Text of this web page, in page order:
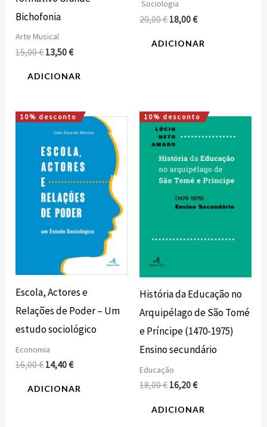
Bichofonia
Arte Musical
15,00€ 13,50€
ADICIONAR
Sociologia
20,00€ 18,00€
ADICIONAR
10% desconto
Escola, Actores e
Relações de Poder – Um
estudo sociológico
Economia
16,00€
O
preço
original
era:
16,00 €.
14,40€
O
preço
atual
é:
14,40 €.
ADICIONAR
10% desconto
História da Educação no
Arquipélago de São Tomé
e Príncipe (1470-1975)
Ensino secundário
Educação
18,00€
O
preço
original
era:
18,00 €.
16,20€
O
é:
16,20 €.
ADICIONAR